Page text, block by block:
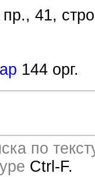
41,
144 орг.
по
Ctrl-F.